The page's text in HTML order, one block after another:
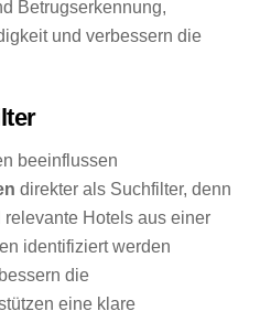
Betrugserkennung,
und verbessern die
beeinflussen
direkter als Suchfilter, denn
Hotels aus einer
identifiziert werden
die
eine klare